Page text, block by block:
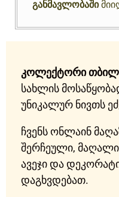
განმავლობაში
კოლექტორი
სახლის
უნიკალურ ნივთს
ჩვენს ონლაინ
შერჩეული,
ავეჯი და
დაგხვდებათ.